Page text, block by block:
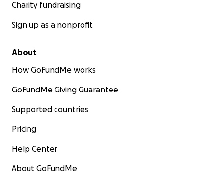
Charity fundraising
Sign up as a nonprofit
About
How GoFundMe works
GoFundMe Giving Guarantee
Supported countries
Pricing
Help Center
About GoFundMe